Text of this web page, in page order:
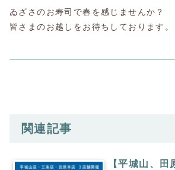
ゐざさのお寿司で春を感じませんか？
皆さまのお越しをお待ちしております。
関連記事
【平城山、田